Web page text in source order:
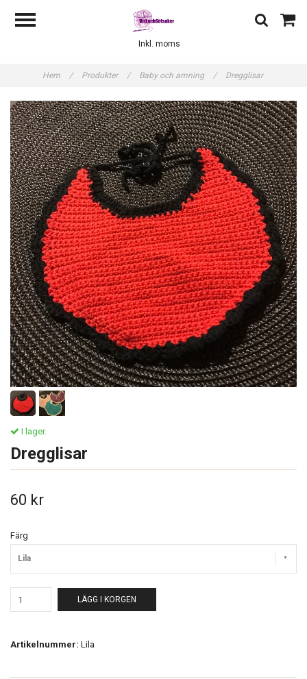
Inkl. moms
Hem / Produkter / Baby och amning / Dregglisar
I lager.
Dregglisar
60 kr
Färg
Lila
LÄGG I KORGEN
Artikelnummer: Lila